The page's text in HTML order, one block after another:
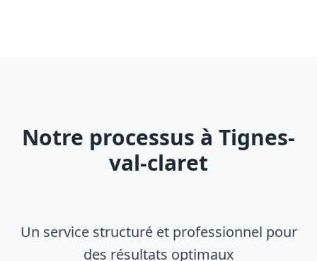
Notre processus à Tignes-
val-claret
Un service structuré et professionnel pour
des résultats optimaux